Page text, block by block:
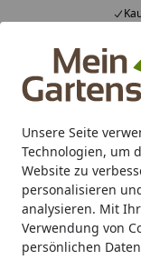
Unsere Seite
Technologien, um
Website zu
personalisieren
analysieren. Mit
Verwendung von
persönlichen
Kauf auf Rechnung (10
Alle Produkte
Mein Konto
Suchen
Startseite
Biohort-